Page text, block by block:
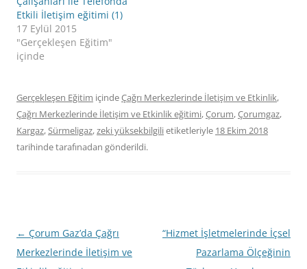
Etkili İletişim eğitimi (1)
17 Eylül 2015
"Gerçekleşen Eğitim"
içinde
Gerçekleşen Eğitim içindeÇağrı Merkezlerinde İletişim ve Etkinlik,
Çağrı Merkezlerinde İletişim ve Etkinlik eğitimi,Çorum,Çorumgaz,
Kargaz,Sürmeligaz,zeki yüksekbilgilietiketleriyle 18 Ekim 2018
tarihindetarafınadan gönderildi.
Yazı
dolaşımı
← Çorum Gaz’da Çağrı
Merkezlerinde İletişim ve
“Hizmet İşletmelerinde İçsel
Pazarlama Ölçeğinin